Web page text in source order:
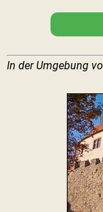
In der Umgebung